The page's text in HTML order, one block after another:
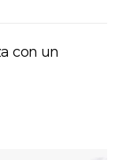
con un